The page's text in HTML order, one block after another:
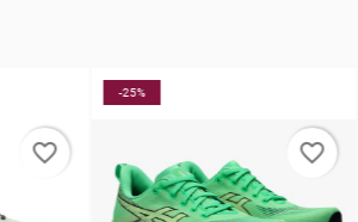
favorite_border
-25%
favorite_border